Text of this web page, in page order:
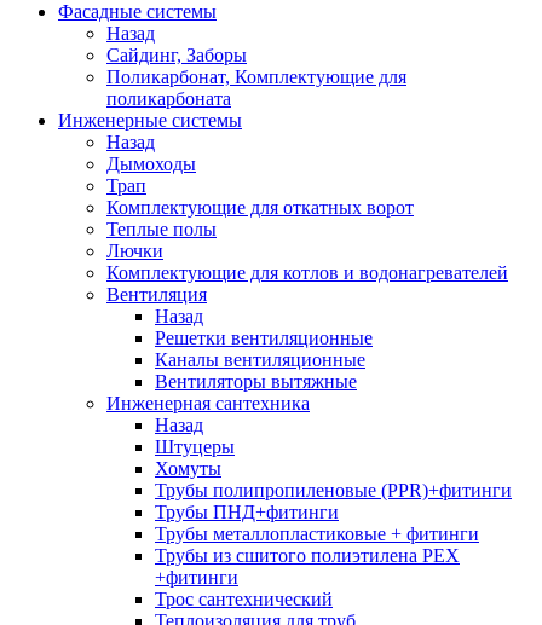
Фасадные системы
Назад
Сайдинг, Заборы
Поликарбонат, Комплектующие для
поликарбоната
Инженерные системы
Назад
Дымоходы
Трап
Комплектующие для откатных ворот
Теплые полы
Лючки
Комплектующие для котлов и водонагревателей
Вентиляция
Назад
Решетки вентиляционные
Каналы вентиляционные
Вентиляторы вытяжные
Инженерная сантехника
Назад
Штуцеры
Хомуты
Трубы полипропиленовые (PPR)+фитинги
Трубы ПНД+фитинги
Трубы металлопластиковые + фитинги
Трубы из сшитого полиэтилена PEX
+фитинги
Трос сантехнический
Теплоизоляция для труб